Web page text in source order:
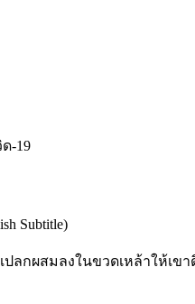
-19
Subtitle)
ลกผสมลงในขวดเหล้าให้เขา